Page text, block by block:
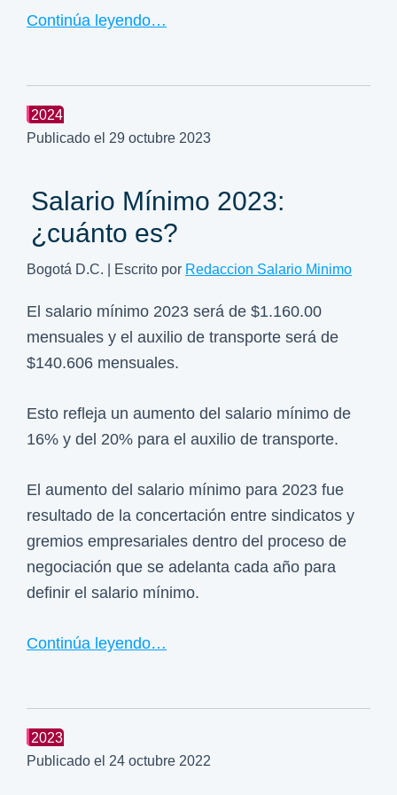
Continúa leyendo…
2024
Publicado el 29 octubre 2023
Salario Mínimo 2023:
¿cuánto es?
Bogotá D.C. | Escrito por Redaccion Salario Minimo
El salario mínimo 2023 será de $1.160.00
mensuales y el auxilio de transporte será de
$140.606 mensuales.
Esto refleja un aumento del salario mínimo de
16% y del 20% para el auxilio de transporte.
El aumento del salario mínimo para 2023 fue
resultado de la concertación entre sindicatos y
gremios empresariales dentro del proceso de
negociación que se adelanta cada año para
definir el salario mínimo.
Continúa leyendo…
2023
Publicado el 24 octubre 2022